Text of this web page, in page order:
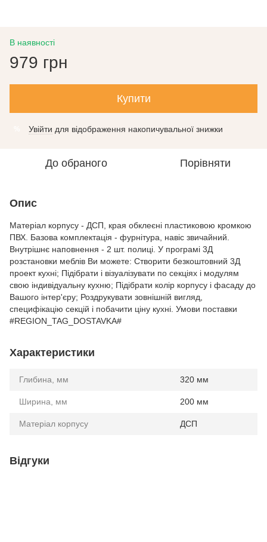
В наявності
979 грн
Купити
Увійти для відображення накопичувальної знижки
До обраного Порівняти
Опис
Матеріал корпусу - ДСП, края обклеєні пластиковою кромкою
ПВХ. Базова комплектація - фурнітура, навіс звичайний.
Внутрішнє наповнення - 2 шт. полиці. У програмі 3Д
розстановки меблів Ви можете: Створити безкоштовний 3Д
проект кухні; Підібрати і візуалізувати по секціях і модулям
свою індивідуальну кухню; Підібрати колір корпусу і фасаду до
Вашого інтер'єру; Роздрукувати зовнішній вигляд,
специфікацію секцій і побачити ціну кухні. Умови поставки
#REGION_TAG_DOSTAVKA#
Характеристики
Глибина, мм 320 мм
Ширина, мм 200 мм
Матеріал корпусу ДСП
Відгуки